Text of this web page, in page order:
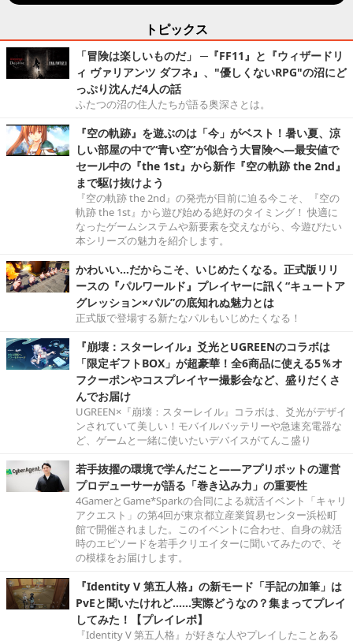
トピックス
「冒険は楽しいものだ」 ─『FF11』と『ウィザードリ
ィ ヴァリアンツ ダフネ』、"優しくないRPG"の沼にど
っぷり沈んだ4人の話
ふたつの沼の住人たちが語る奥深さとは。
『空の軌跡』を遊ぶのは「今」がベスト！暑い夏、涼
しい部屋の中で“青い空”が似合う大冒険へ―最安値で
セール中の『the 1st』から新作『空の軌跡 the 2nd』
まで駆け抜けよう
『空の軌跡 the 2nd』の発売が目前に迫る今こそ、『空の
軌跡 the 1st』から遊び始める絶好のタイミング！ 快適に
なったゲームシステムや新要素を交えながら、今遊びたい
本シリーズの魅力を紹介します。
かわいい…だからこそ、いじめたくなる。正式版リリ
ースの『パルワールド』プレイヤーに訊く“キュートア
グレッション×パル”の底知れぬ魅力とは
正式版で登場する新たなパルもいじめたくなる！
『崩壊：スターレイル』爻光とUGREENのコラボは
「限定ギフトBOX」が超豪華！全6商品に使える5％オ
フクーポンやコスプレイヤー撮影会など、盛りだくさ
んでお届け
UGREEN×『崩壊：スターレイル』コラボは、爻光がデザイ
ンされていて美しい！モバイルバッテリーや急速充電器な
ど、ゲームと一緒に使いたいデバイスがてんこ盛り
若手抜擢の環境で学んだこと――アプリボットの運営
プロデューサーが語る「巻き込み力」の重要性
4GamerとGame*Sparkの合同による就活イベント「キャリ
アクエスト」の第4回が東京都立産業貿易センター浜松町
館で開催されました。このイベントに合わせ、自身の就活
時のエピソードを若手クリエイターに聞いてみたので、そ
の模様をお届けします。
『Identity V 第五人格』の新モード「手記の加筆」は
PvEと聞いたけれど……実際どうなの？集まってプレイ
してみた！【プレイレポ】
『Identity V 第五人格』が好きな人やプレイしたことある